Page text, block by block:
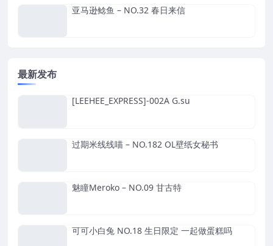
亚马逊鲶鱼 – NO.32 春日来信
最新发布
[LEEHEE_EXPRESS]-002A G.su
过期米线线喵 – NO.182 OL壁纸女秘书
魅瞳Meroko – NO.09 甘古特
可可小白兔 NO.18 生日限定 一起做蛋糕吗